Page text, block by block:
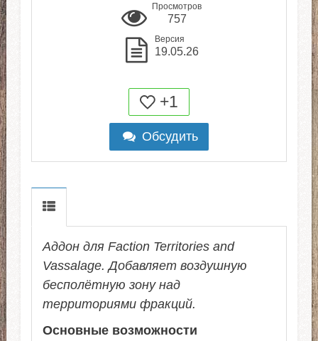
Просмотров
757
Версия
19.05.26
+1
Обсудить
Аддон для Faction Territories and
Vassalage. Добавляет воздушную
бесполётную зону над
территориями фракций.
Основные возможности